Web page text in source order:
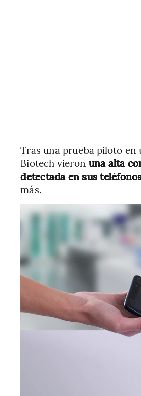
Tras una prueba piloto en
Biotech vieron una alta
detectada en sus
más.